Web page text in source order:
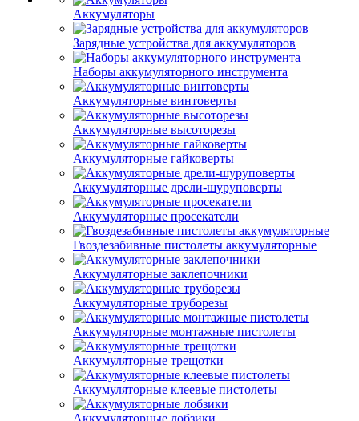
Аккумуляторы
Зарядные устройства для аккумуляторов
Наборы аккумуляторного инструмента
Аккумуляторные винтоверты
Аккумуляторные высоторезы
Аккумуляторные гайковерты
Аккумуляторные дрели-шуруповерты
Аккумуляторные просекатели
Гвоздезабивные пистолеты аккумуляторные
Аккумуляторные заклепочники
Аккумуляторные труборезы
Аккумуляторные монтажные пистолеты
Аккумуляторные трещотки
Аккумуляторные клеевые пистолеты
Аккумуляторные лобзики